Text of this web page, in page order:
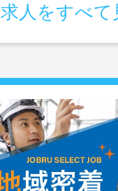
人をすべて